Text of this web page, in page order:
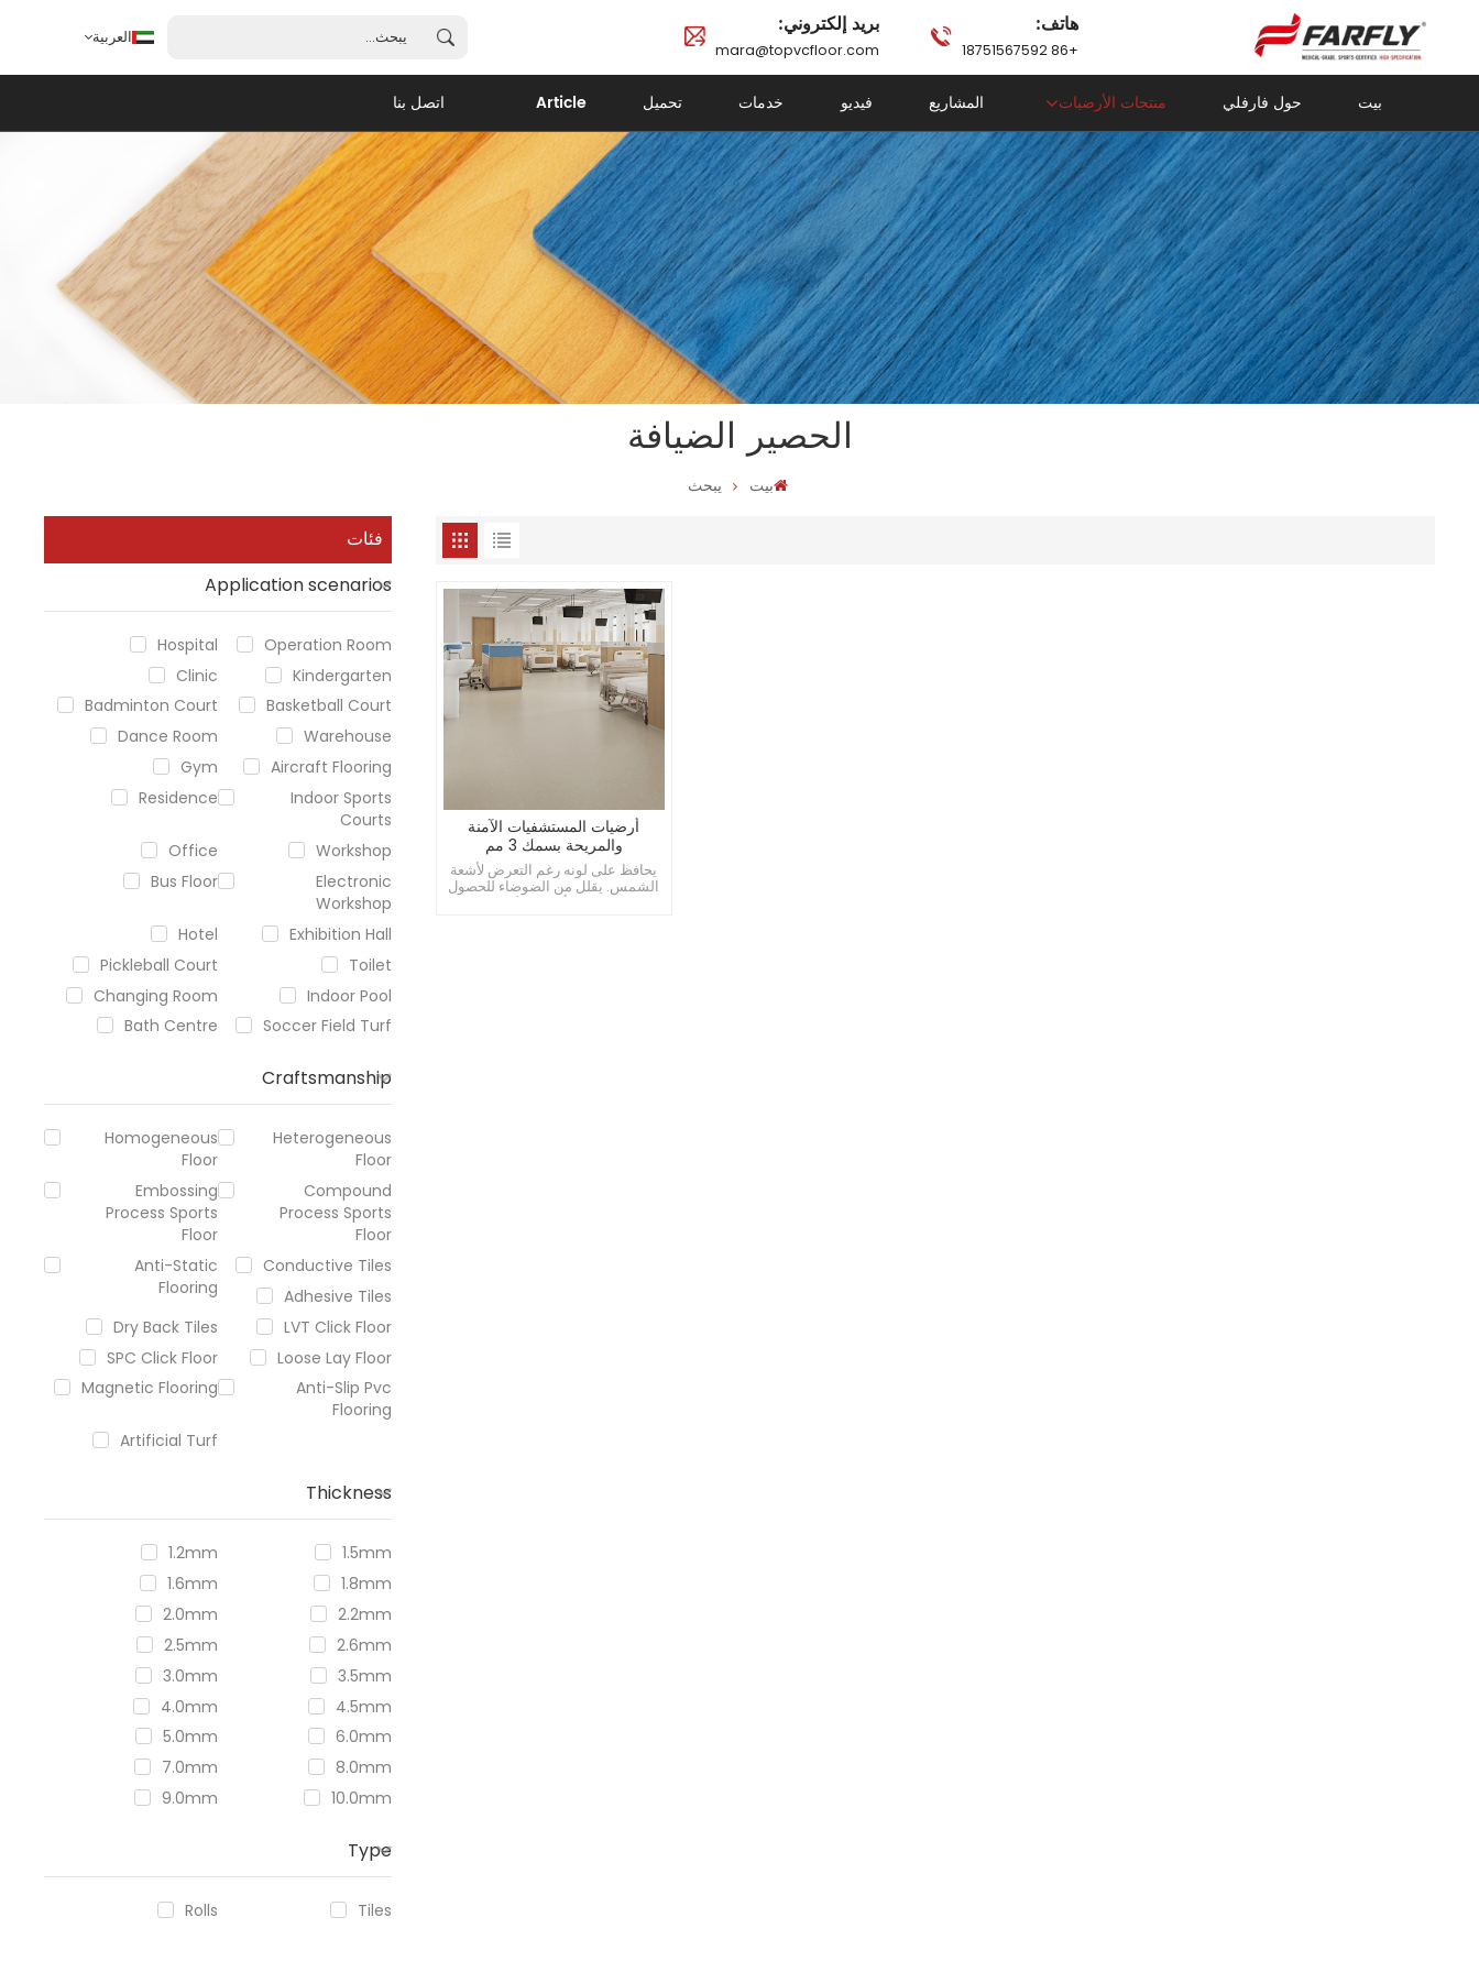
هاتف:
+86 18751567592
بريد إلكتروني:
mara@topvcfloor.com
العربية
العربية
français
español
português
بيت حول فارفلي منتجات الأرضيات المشاريع فيديو خدمات تحميل Article اتصل بنا
الحصير الضيافة
بيت يبحث
فئات
Application scenarios
Hospital
Operation Room
Clinic
Kindergarten
Badminton Court
Basketball Court
Dance Room
Warehouse
Gym
Aircraft Flooring
Residence
Indoor Sports
Courts
Office
Workshop
Bus Floor
Electronic
Workshop
Hotel
Exhibition Hall
Pickleball Court
Toilet
Changing Room
Indoor Pool
Bath Centre
Soccer Field Turf
Craftsmanship
Homogeneous
Floor
Heterogeneous
Floor
Embossing
Process Sports
Floor
Compound
Process Sports
Floor
Anti-Static
Flooring
Conductive Tiles
Adhesive Tiles
Dry Back Tiles
LVT Click Floor
SPC Click Floor
Loose Lay Floor
Magnetic Flooring
Anti-Slip Pvc
Flooring
Artificial Turf
Thickness
1.2mm
1.5mm
1.6mm
1.8mm
2.0mm
2.2mm
2.5mm
2.6mm
3.0mm
3.5mm
4.0mm
4.5mm
5.0mm
6.0mm
7.0mm
8.0mm
9.0mm
10.0mm
Type
Rolls Tiles
أرضيات المستشفيات الآمنة
والمريحة بسمك 3 مم
يحافظ على لونه رغم التعرض لأشعة
الشمس. يقلل من الضوضاء للحصول
على مساحة أكثر هدوءًا. يتكيف